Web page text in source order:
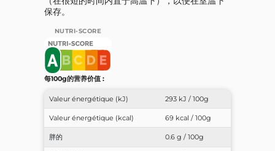
保存。
NUTRI-SCORE
每100g的营养价值 :
Valeur énergétique (kJ) 293 kJ / 100g
Valeur énergétique (kcal) 69 kcal / 100g
胖的 0.6 g / 100g